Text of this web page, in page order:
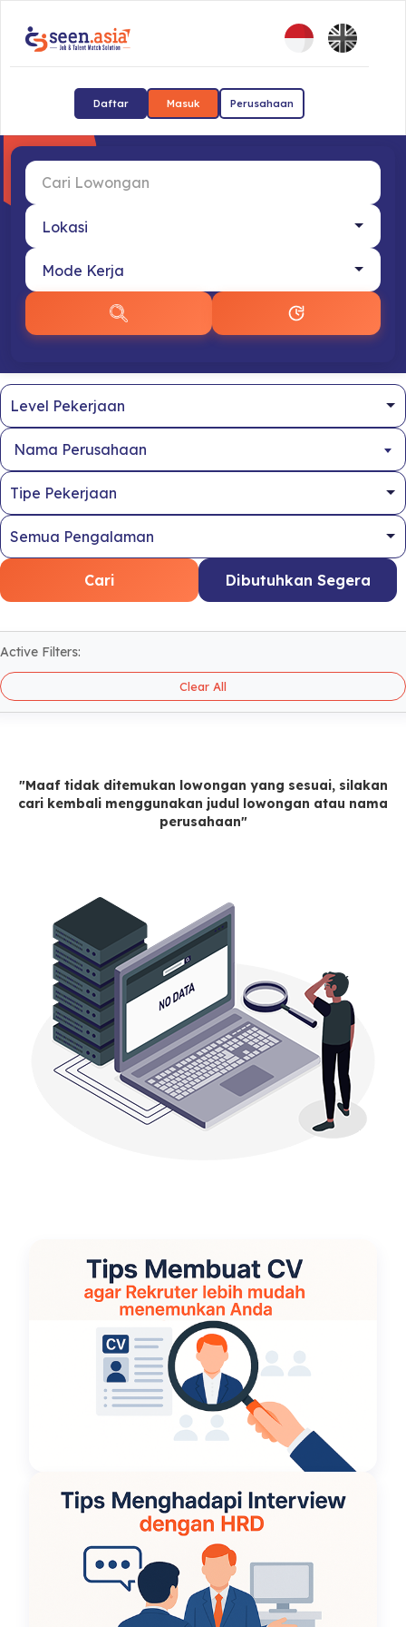
Daftar Masuk Perusahaan
Nama Perusahaan
Cari Dibutuhkan Segera
Active Filters:
Clear All
"Maaf tidak ditemukan lowongan yang sesuai, silakan
cari kembali menggunakan judul lowongan atau nama
perusahaan"